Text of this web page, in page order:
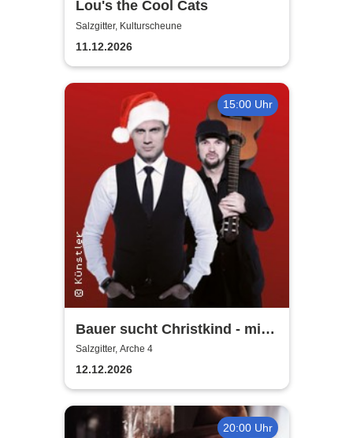
Lou's the Cool Cats
Salzgitter, Kulturscheune
11.12.2026
15:00 Uhr
Bauer sucht Christkind - mit
Ralf Bauer & Pat Fritz
Salzgitter, Arche 4
12.12.2026
20:00 Uhr